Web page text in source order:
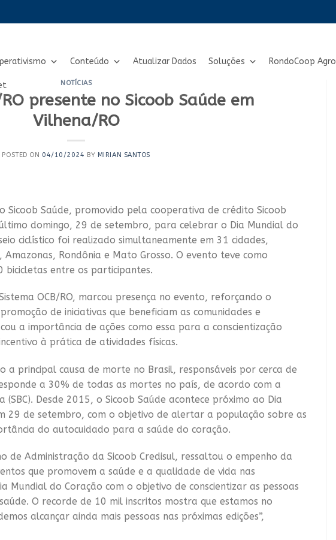
Conteúdo Atualizar Dados Soluções RondoCoop Agro
NOTÍCIAS
presente no Sicoob Saúde em
Vilhena/RO
POSTED ON 04/10/2024 BY MIRIAN SANTOS
Sicoob Saúde, promovido pela cooperativa de crédito Sicoob
domingo, 29 de setembro, para celebrar o Dia Mundial do
ciclístico foi realizado simultaneamente em 31 cidades,
Rondônia e Mato Grosso. O evento teve como
bicicletas entre os participantes.
OCB/RO, marcou presença no evento, reforçando o
de iniciativas que beneficiam as comunidades e
a importância de ações como essa para a conscientização
à prática de atividades físicas.
a principal causa de morte no Brasil, responsáveis por cerca de
a 30% de todas as mortes no país, de acordo com a
(SBC). Desde 2015, o Sicoob Saúde acontece próximo ao Dia
29 de setembro, com o objetivo de alertar a população sobre as
do autocuidado para a saúde do coração.
de Administração da Sicoob Credisul, ressaltou o empenho da
que promovem a saúde e a qualidade de vida nas
Mundial do Coração com o objetivo de conscientizar as pessoas
O recorde de 10 mil inscritos mostra que estamos no
alcançar ainda mais pessoas nas próximas edições”,